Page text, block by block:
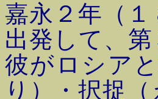
嘉永２年（
出発して、
彼がロシア
り）・択捉